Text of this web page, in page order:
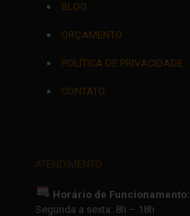
BLOG
ORÇAMENTO
POLÍTICA DE PRIVACIDADE
CONTATO
ATENDIMENTO
Horário de Funcionamento:
Segunda a sexta: 8h – 18h